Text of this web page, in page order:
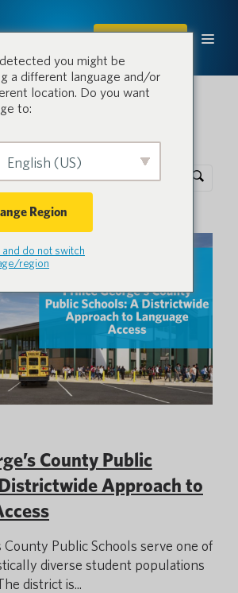
ACHETER
Pocketalk
County Public
Approach to
County Public Schools serve one of
diverse student populations
district is...
you might be
a different language and/or
location. Do you want
to:
English (US)
Region
and do not switch
region